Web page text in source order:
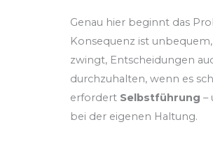
Genau hier beginnt das
Konsequenz ist
zwingt, Entscheidungen
durchzuhalten, wenn es
erfordert Selbstführung –
bei der eigenen Haltung.